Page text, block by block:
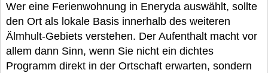
Wer eine Ferienwohnung in Eneryda auswählt, sollte
den Ort als lokale Basis innerhalb des weiteren
Älmhult-Gebiets verstehen. Der Aufenthalt macht vor
allem dann Sinn, wenn Sie nicht ein dichtes
Programm direkt in der Ortschaft erwarten, sondern